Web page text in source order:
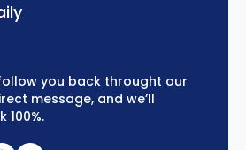
you back throught our
message, and we’ll
100%.